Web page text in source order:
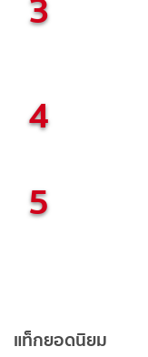
4
5
แท็กยอดนิยม